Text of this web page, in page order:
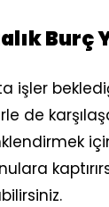
Burç
işler
de